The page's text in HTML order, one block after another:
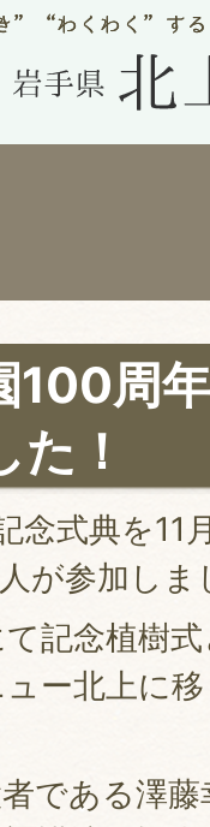
100周
！
念式典を11
が参加しま
記念植樹
ー北上に
である澤